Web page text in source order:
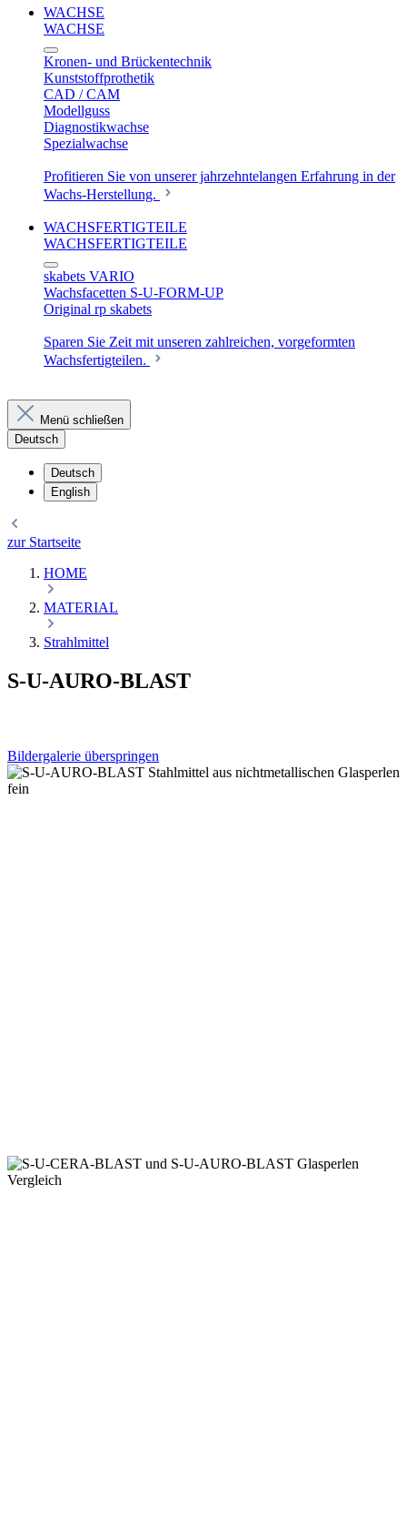
WACHSE
WACHSE
Kronen- und Brückentechnik
Kunststoffprothetik
CAD / CAM
Modellguss
Diagnostikwachse
Spezialwachse
Profitieren Sie von unserer jahrzehntelangen Erfahrung in der
Wachs-Herstellung.
WACHSFERTIGTEILE
WACHSFERTIGTEILE
skabets VARIO
Wachsfacetten S-U-FORM-UP
Original rp skabets
Sparen Sie Zeit mit unseren zahlreichen, vorgeformten
Wachsfertigteilen.
Menü schließen
Deutsch
Deutsch
English
zur Startseite
HOME
MATERIAL
Strahlmittel
S-U-AURO-BLAST
Bildergalerie überspringen